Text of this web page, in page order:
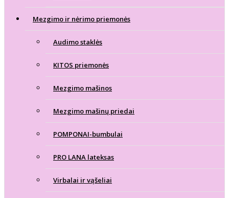
Mezgimo ir nėrimo priemonės
Audimo staklės
KITOS priemonės
Mezgimo mašinos
Mezgimo mašinų priedai
POMPONAI-bumbulai
PRO LANA lateksas
Virbalai ir vąšeliai